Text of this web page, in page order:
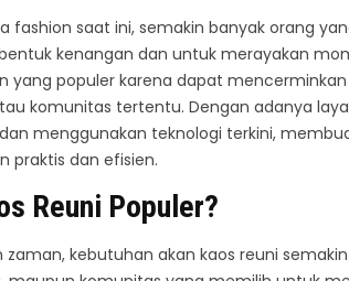
fashion saat ini, semakin banyak orang
kenangan dan untuk merayakan
yang populer karena dapat
komunitas tertentu. Dengan adanya
menggunakan teknologi terkini,
praktis dan efisien.
Reuni Populer?
kebutuhan akan kaos reuni